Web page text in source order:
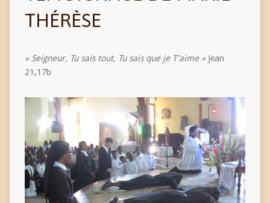
THÉRÈSE
« Seigneur, Tu sais tout, Tu sais que je T’aime »Jean
21,17b